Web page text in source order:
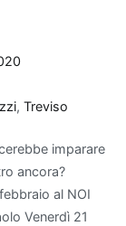
, Treviso
imparare
ancora?
al NOI
Venerdì 21